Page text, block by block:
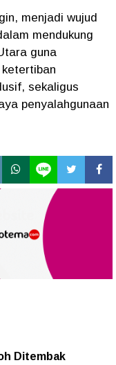
menjadi wujud
mendukung
guna
sekaligus
penyalahgunaan
Ditembak